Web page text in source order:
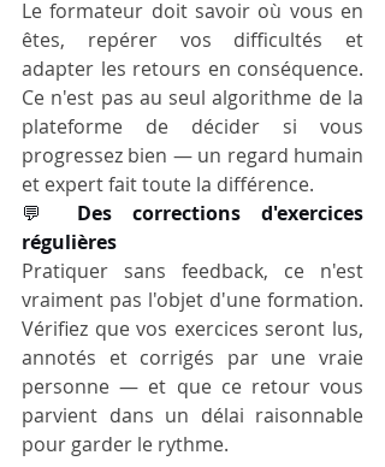
Le formateur doit savoir où vous en
êtes, repérer vos difficultés et
adapter les retours en conséquence.
Ce n'est pas au seul algorithme de la
plateforme de décider si vous
progressez bien — un regard humain
et expert fait toute la différence.
💬 Des corrections d'exercices
régulières
Pratiquer sans feedback, ce n'est
vraiment pas l'objet d'une formation.
Vérifiez que vos exercices seront lus,
annotés et corrigés par une vraie
personne — et que ce retour vous
parvient dans un délai raisonnable
pour garder le rythme.